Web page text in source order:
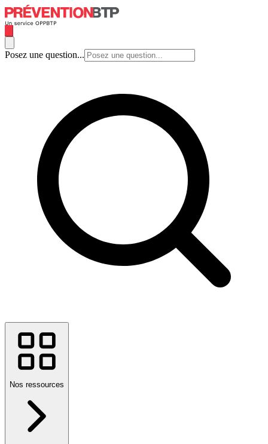
Posez une question...
Nos ressources